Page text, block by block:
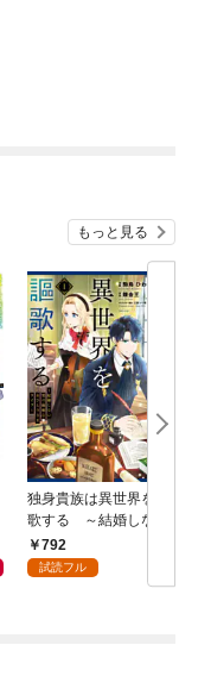
もっと見る
独身貴族は異世界を謳
歌する ～結婚しない
男の優雅なおひとりさ
まライフ～（１）
792
試読フル